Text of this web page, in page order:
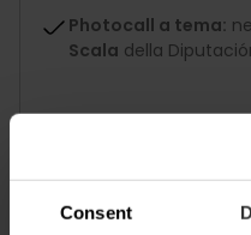
Consent
Photocall a tema:
Scala della
21:00 –Proiezione: